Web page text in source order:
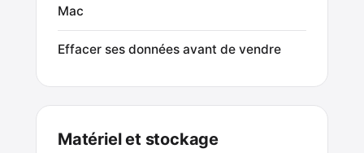
Mac
Effacer ses données avant de vendre
Matériel et stockage